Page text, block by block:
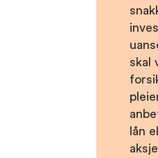
skal
lån